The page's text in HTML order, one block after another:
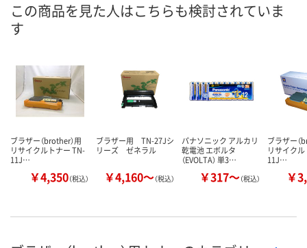
この商品を見た人はこちらも検討されていま
す
ブラザー（brother）用
リサイクルトナー TN-
11J…
￥4,350（税込）
ブラザー用 TN-27Jシ
リーズ ゼネラル
￥4,160～（税込）
パナソニック アルカリ
乾電池 エボルタ
（EVOLTA） 単3…
￥317～（税込）
ブラザー（
リサイク
11J…
￥